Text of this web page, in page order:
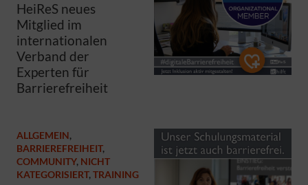
HeiReS neues
Mitglied im
internationalen
Verband der
Experten für
Barrierefreiheit
ALLGEMEIN,
BARRIEREFREIHEIT,
COMMUNITY, NICHT
KATEGORISIERT, TRAINING